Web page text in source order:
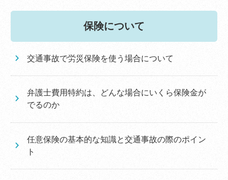
保険について
交通事故で労災保険を使う場合について
弁護士費用特約は、どんな場合にいくら保険金が
でるのか
任意保険の基本的な知識と交通事故の際のポイン
ト